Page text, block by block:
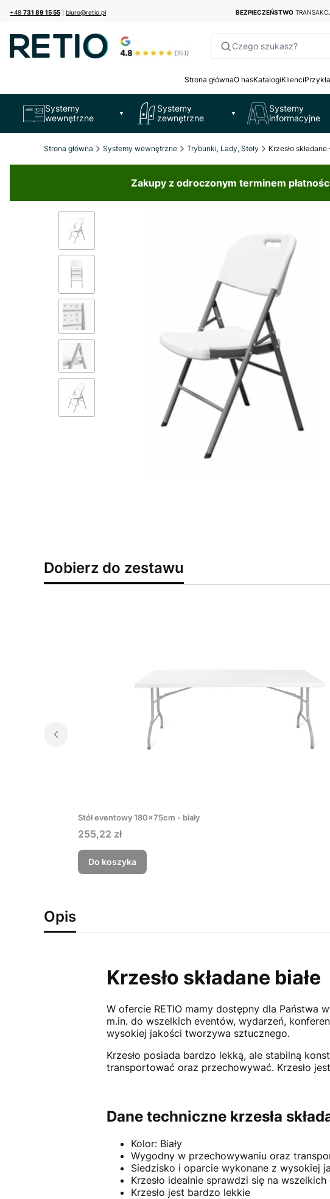
+48 731 89 15 55 biuro@retio.pl BEZPIECZEŃSTWO
Czego szukasz?
Strona głównaO nasKatalogiKlienci
Systemy
wewnętrzne
▼
Systemy
zewnętrzne
▼
Systemy
informacyjne
Strona główna Systemy wewnętrzne Trybunki, Lady, Stoły Krzesło składane
Zakupy z odroczonym terminem
Dobierz do zestawu
Stół eventowy 180x75cm - biały
Cena
255,22 zł
Do koszyka
Opis
Krzesło składane białe
W ofercie RETIO mamy dostępny dla Państwa
m.in. do wszelkich eventów, wydarzeń,
wysokiej jakości tworzywa sztucznego.
Krzesło posiada bardzo lekką, ale stabilną
transportować oraz przechowywać. Krzesło
Dane techniczne krzesła
Kolor: Biały
Wygodny w przechowywaniu oraz
Siedzisko i oparcie wykonane z wysokiej
Krzesło idealnie sprawdzi się na
Krzesło jest bardzo lekkie